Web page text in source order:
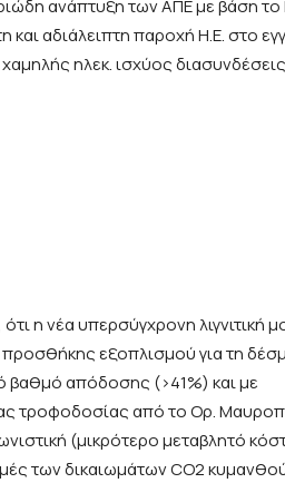
ανάπτυξη των ΑΠΕ με βάση
και αδιάλειπτη παροχή Η.Ε. στο
ηλεκ. ισχύος
η νέα υπερσύγχρονη λιγνιτική
εξοπλισμού για τη
απόδοσης (>41%) και με
τροφοδοσίας από το Ορ.
(μικρότερο μεταβλητό
των δικαιωμάτων CO2